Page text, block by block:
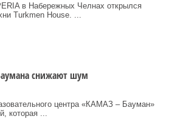
в Набережных Челнах открылся
Turkmen House. ...
снижают шум
центра «КАМАЗ – Бауман»
которая ...